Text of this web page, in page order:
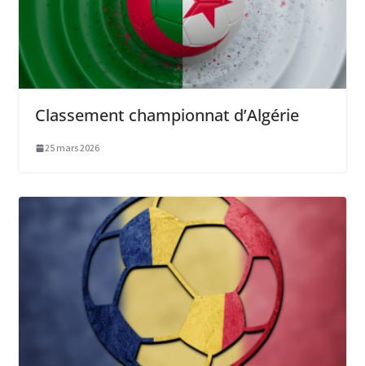
Classement championnat d’Algérie
25 mars 2026